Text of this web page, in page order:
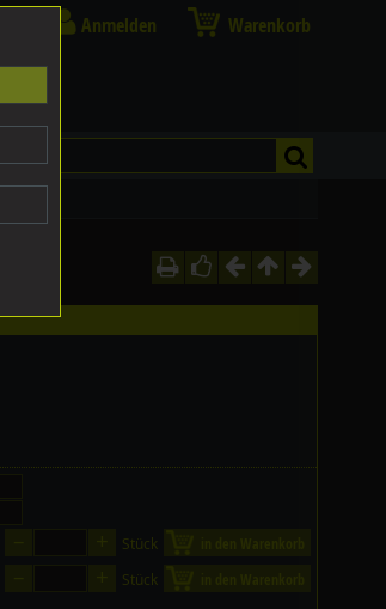
Anmelden Warenkorb
Stück
Stück